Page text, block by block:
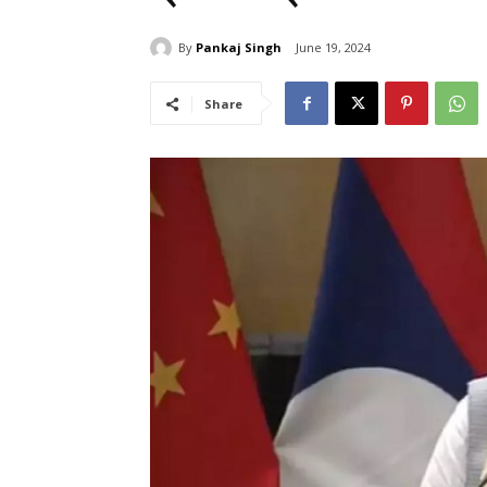
By Pankaj Singh June 19, 2024
Share